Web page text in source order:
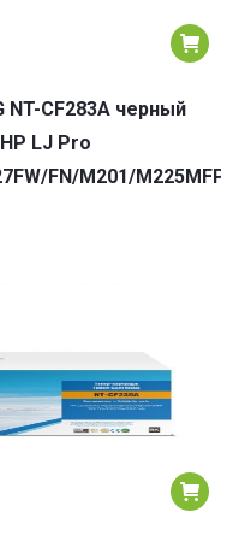
CF283A черный
LJ Pro
FN/M201/M225MFP